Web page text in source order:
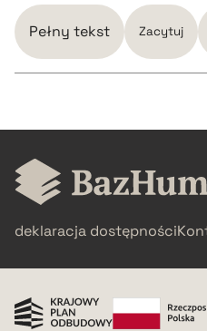
pobierz cytat
BIBTEX
Pełny tekst Zacytuj
CZYSTY TEKST
pobierz cytat
BIBTEX
deklaracja dostępności